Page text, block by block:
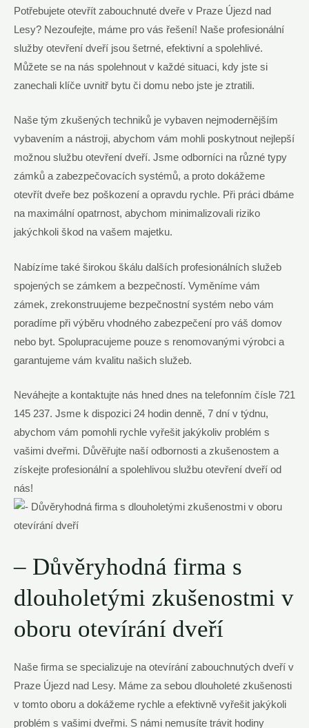
Potřebujete otevřít zabouchnuté dveře v Praze Újezd nad
Lesy? Nezoufejte, máme pro vás řešení! Naše profesionální
služby otevření dveří jsou šetrné, efektivní a spolehlivé.
Můžete se na nás spolehnout v každé situaci, kdy jste si
zanechali klíče uvnitř bytu či domu nebo jste je ztratili.
Naše tým zkušených techniků je vybaven nejmodernějším
vybavením a nástroji, abychom vám mohli poskytnout nejlepší
možnou službu otevření dveří. Jsme odborníci na různé typy
zámků a zabezpečovacích systémů, a proto dokážeme
otevřít dveře bez poškození a opravdu rychle. Při práci dbáme
na maximální opatrnost, abychom minimalizovali riziko
jakýchkoli škod na vašem majetku.
Nabízíme také širokou škálu dalších profesionálních služeb
spojených se zámkem a bezpečností. Vyměníme vám
zámek, zrekonstruujeme bezpečnostní systém nebo vám
poradíme při výběru vhodného zabezpečení pro váš domov
nebo byt. Spolupracujeme pouze s renomovanými výrobci a
garantujeme vám kvalitu našich služeb.
Neváhejte a kontaktujte nás hned dnes na telefonním čísle 721
145 237. Jsme k dispozici 24 hodin denně, 7 dní v týdnu,
abychom vám pomohli rychle vyřešit jakýkoliv problém s
vašimi dveřmi. Důvěřujte naší odbornosti a zkušenostem a
získejte profesionální a spolehlivou službu otevření dveří od
nás!
– Důvěryhodná firma s
dlouholetými zkušenostmi v
oboru otevírání dveří
Naše firma se specializuje na otevírání zabouchnutých dveří v
Praze Újezd nad Lesy. Máme za sebou dlouholeté zkušenosti
v tomto oboru a dokážeme rychle a efektivně vyřešit jakýkoli
problém s vašimi dveřmi. S námi nemusíte trávit hodiny